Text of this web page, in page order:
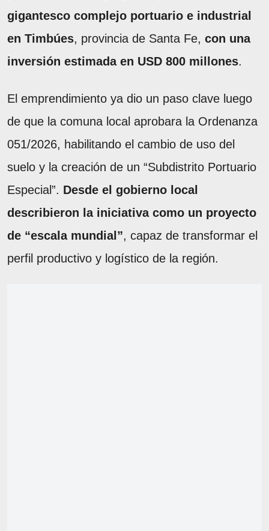
gigantesco complejo portuario e industrial
en Timbúes, provincia de Santa Fe, con una
inversión estimada en USD 800 millones.
El emprendimiento ya dio un paso clave luego
de que la comuna local aprobara la Ordenanza
051/2026, habilitando el cambio de uso del
suelo y la creación de un “Subdistrito Portuario
Especial”. Desde el gobierno local
describieron la iniciativa como un proyecto
de “escala mundial”, capaz de transformar el
perfil productivo y logístico de la región.